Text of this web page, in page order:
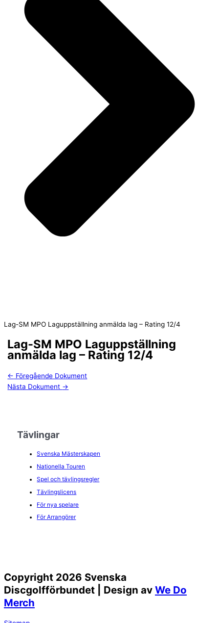
Lag-SM MPO Laguppställning anmälda lag – Rating 12/4
Tävlingar
Svenska Mästerskapen
Nationella Touren
Spel och tävlingsregler
Tävlingslicens
För nya spelare
För Arrangörer
Lag-SM MPO Laguppställning
anmälda lag – Rating 12/4
← Föregående Dokument
Nästa Dokument →
Copyright 2026 Svenska
Discgolfförbundet | Design av We Do
Merch